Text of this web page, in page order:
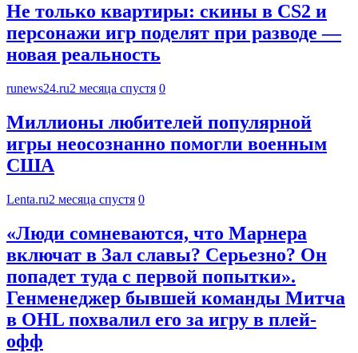
Не только квартиры: скины в CS2 и
персонажи игр поделят при разводе —
новая реальность
runews24.ru2 месяца спустя 0
Миллионы любителей популярной
игры неосознанно помогли военным
США
Lenta.ru2 месяца спустя 0
«Люди сомневаются, что Марнера
включат в Зал славы? Серьезно? Он
попадет туда с первой попытки».
Генменеджер бывшей команды Митча
в OHL похвалил его за игру в плей-
офф